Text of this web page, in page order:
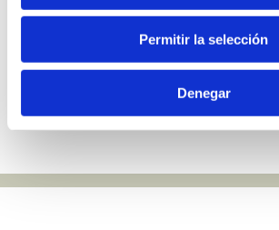
Permitir la selección
Denegar